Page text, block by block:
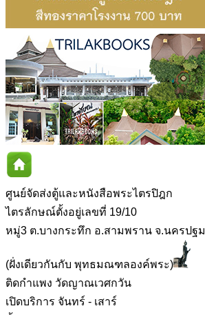
ศูนย์จัดส่งตู้และหนังสือพระไตรปิฎก
ไตรลักษณ์ตั้งอยู่เลขที่ 19/10
หมู่3 ต.บางกระทึก อ.สามพราน จ.นครปฐม
(ฝั่งเดียวกันกับ พุทธมณฑลองค์พระ)
ติดกำแพง วัดญาณเวศกวัน
เปิดบริการ จันทร์ - เสาร์